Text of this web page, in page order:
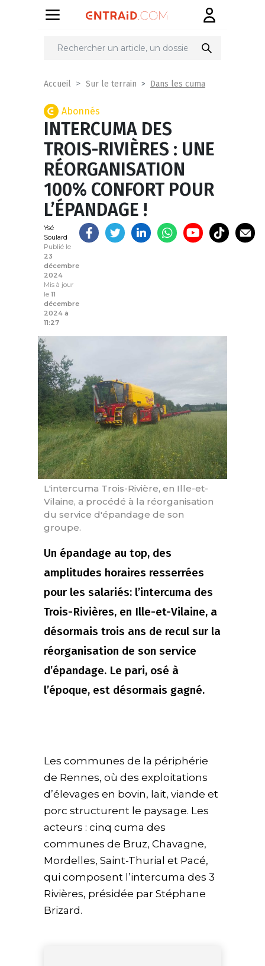
Partager
Accueil Sur le terrain Dans les cuma
Abonnés
INTERCUMA DES
TROIS-RIVIÈRES : UNE
RÉORGANISATION
100% CONFORT POUR
L’ÉPANDAGE !
Ysé
Soulard
Publié le
23
décembre
2024
Mis à jour
le 11
décembre
2024 à
11:27
L'intercuma Trois-Rivière, en Ille-et-
Vilaine, a procédé à la réorganisation
du service d'épandage de son
groupe.
Un épandage au top, des
amplitudes horaires resserrées
pour les salariés: l’intercuma des
Trois-Rivières, en Ille-et-Vilaine, a
désormais trois ans de recul sur la
réorganisation de son service
d’épandage. Le pari, osé à
l’époque, est désormais gagné.
Les communes de la périphérie
de Rennes, où des exploitations
d’élevages en bovin, lait, viande et
porc structurent le paysage. Les
acteurs : cinq cuma des
communes de Bruz, Chavagne,
Mordelles, Saint-Thurial et Pacé,
qui composent l’intercuma des 3
Rivières, présidée par Stéphane
Brizard.